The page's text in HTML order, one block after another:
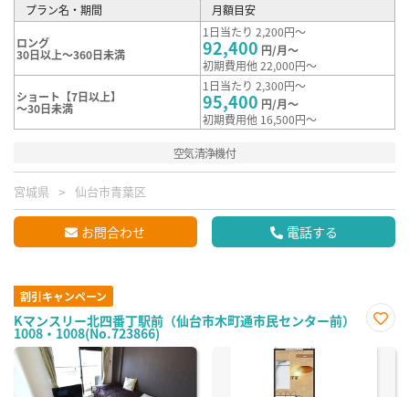
プラン名・期間 月額目安
ロング
30日以上～360日未満
1日当たり 2,200円～
92,400 円/月～
初期費用他 22,000円～
ショート【7日以上】
～30日未満
1日当たり 2,300円～
95,400 円/月～
初期費用他 16,500円～
空気清浄機付
宮城県 仙台市青葉区
お問合わせ 電話する
割引キャンペーン
Kマンスリー北四番丁駅前（仙台市木町通市民センター前）
1008・1008(No.723866)
に入